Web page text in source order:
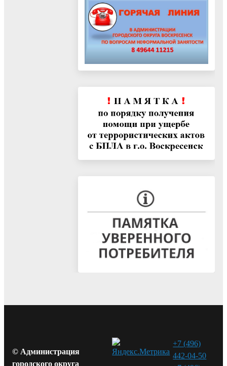
© Администрация
городского округа
+7 (496)
442-04-50